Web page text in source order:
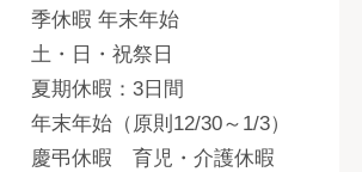
季休暇 年末年始
土・日・祝祭日
夏期休暇：3日間
年末年始（原則12/30～1/3）
慶弔休暇 育児・介護休暇